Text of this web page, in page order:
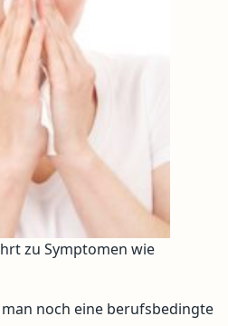
zu Symptomen wie
noch eine berufsbedingte